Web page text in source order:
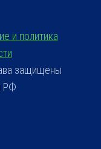
и политика
защищены
РФ